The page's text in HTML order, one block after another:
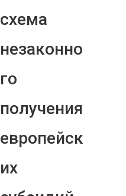
схема
незаконно
го
получения
европейск
их